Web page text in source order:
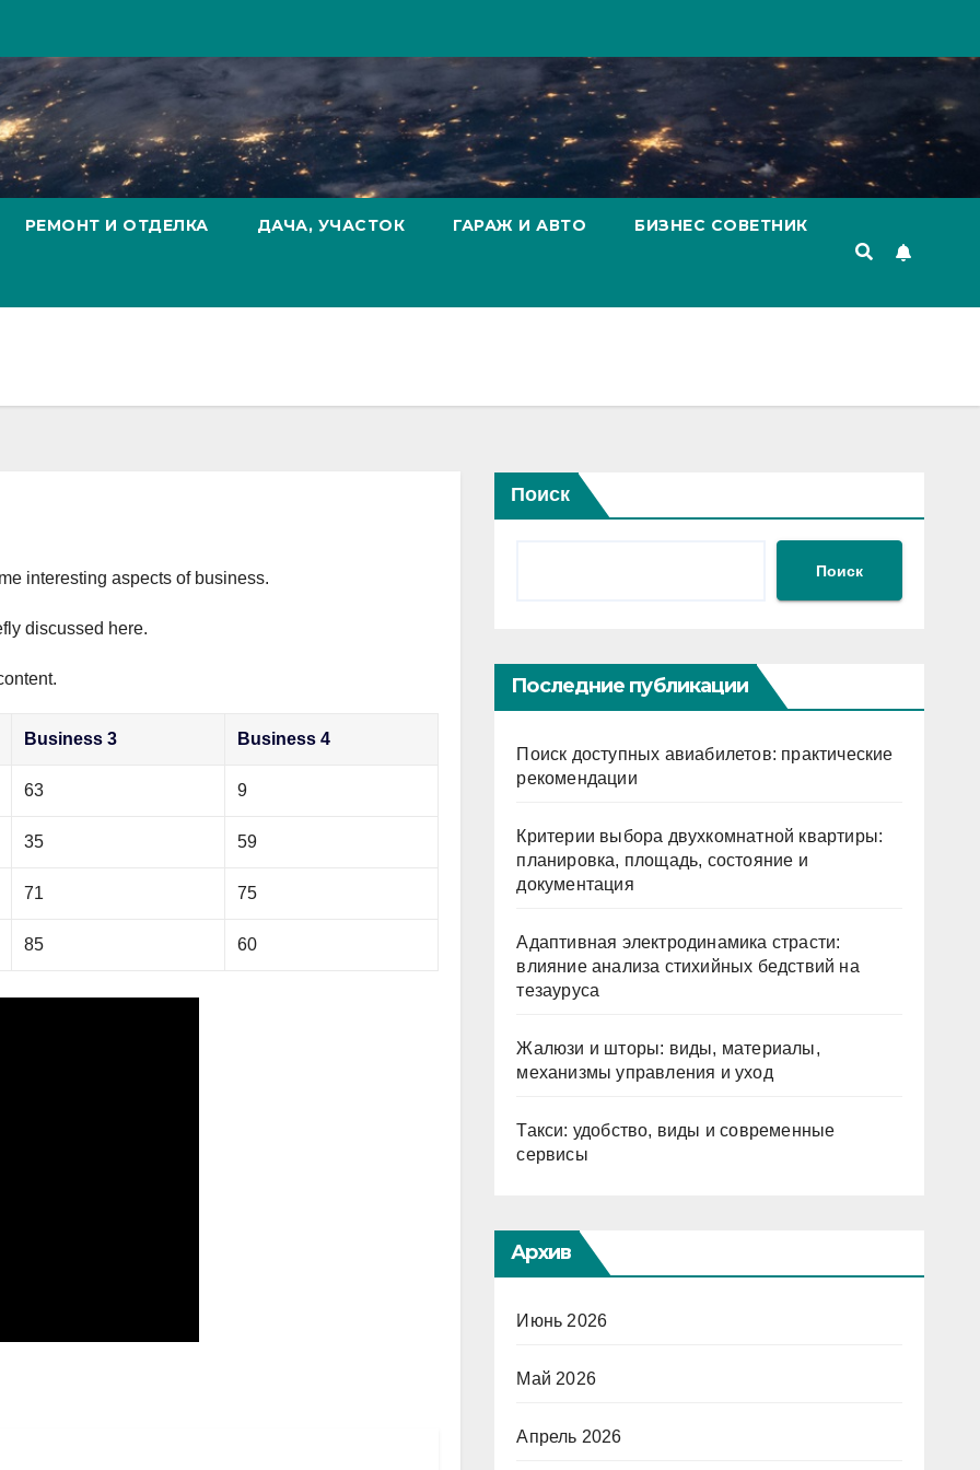
РЕМОНТ И ОТДЕЛКА ДАЧА, УЧАСТОК ГАРАЖ И АВТО БИЗНЕС СОВЕТНИК
interesting aspects of business.
discussed here.
Business 3 Business 4
63 9
35 59
71 75
85 60
Поиск
Поиск
Последние публикации
Поиск доступных авиабилетов: практические
рекомендации
Критерии выбора двухкомнатной квартиры:
планировка, площадь, состояние и
документация
Адаптивная электродинамика страсти:
влияние анализа стихийных бедствий на
тезауруса
Жалюзи и шторы: виды, материалы,
механизмы управления и уход
Такси: удобство, виды и современные
сервисы
Архив
Июнь 2026
Май 2026
Апрель 2026